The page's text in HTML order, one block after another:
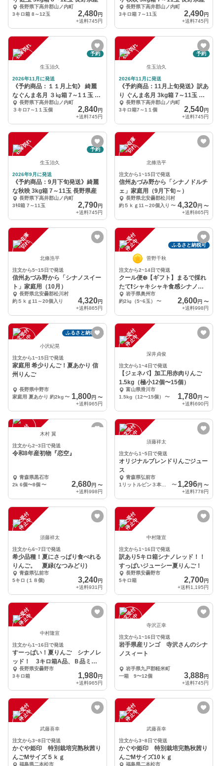
長野県下高井郡山ノ内町
3キロ箱 8～12玉
2,480円
+送料745円
長野県下高井郡山ノ内町
3キロ箱 7～11玉
2,490円
+送料745円
在庫切れ 予約
生玉治久
2026年11月に発送
《予約商品：１１月上旬》 綺麗
なぐんま名月 ３㎏箱 7～1１玉 長
野県産
長野県下高井郡山ノ内町
３キロ7～1１玉個
2,840円
+送料745円
在庫切れ 予約
生玉治久
2026年11月に発送
《予約商品：11月上旬発送》訳あ
り ぐんま名月 3kg箱 7～11玉 長
野県産
長野県下高井郡山ノ内町
3キロ箱7～1１個
2,540円
+送料745円
在庫切れ 予約
生玉治久
2026年9月に発送
《予約商品：9月下旬発送》綺麗
な秋映 3kg箱 7～11玉 長野県産
長野県下高井郡山ノ内町
3ｷﾛ箱 7～11玉
2,790円
+送料745円
一
時
在
庫
切
れ
北條浩平
注文から1~15日で発送
信州あづみ野から「シナノドルチ
ェ」家庭用（9月下旬～）
長野県北安曇郡松川村
約５ｋｇ11～20個入り 〜 4,320円 〜
+送料865円
一
時
在
庫
切
れ
北條浩平
注文から5~15日で発送
信州あづみ野から「シナノスイー
ト」家庭用（10月）
長野県北安曇郡松川村
約５ｋｇ11～20個入り
4,320円
+送料865円
注
文
受
付
停
止
中 ふるさと納税可
菅野千秋
注文から2~14日で発送
クール便❄️【ギフト】まるで採れ
たて❗️シャキシャキ食感シナノゴ
ールド
岩手県奥州市
約2㎏（5~6玉）
〜 2,600円 〜
+送料998円
注
文
受
付
停
止
中
ふるさと納税可
小沢紀晃
注文から1~15日で発送
家庭用 希少りんご！夏あかり 信
州りんご
長野県中野市
家庭用 夏あかり 約2kg〜 1,800円 〜
+送料965円
注
文
受
付
停
止
中
深井貞俊
注文から1~4日で発送
【ジェネバ】加工用赤肉りんご
1.5kg（極小12個〜15個）
富山県滑川市
1.5kg（12〜15個）
〜 1,780円 〜
+送料690円
注
文
受
付
停
止 木村 翼
注文から2~3日で発送
令和8年産初物『恋空』
青森県黒石市
2k 6個〜8個 〜 2,680円 〜
+送料998円
注
文
受
付
停
止
中 須藤祥太
注文から1~5日で発送
オリジナルブレンドりんごジュー
ス
青森県弘前市
1リットルビン３本セット
〜 1,296円 〜
+送料778円
注
文
受
付
停
止
中
須藤祥太
注文から6~7日で発送
希少品種！夏にさっぱり食べれる
りんご。 夏緑(なつみどり)
青森県弘前市
5キロ (１８個)
3,240円
+送料931円
注
文
受
付
停
止
中
中村隆宣
注文から1~16日で発送
訳あり5キロ箱シナノレッド！！
すっぱいジューシー夏りんご！
長野県安曇野市
5キロ箱
2,700円
+送料1,195円
注
文
受
付
停
止
中
中村隆宣
注文から1~16日で発送
すーっぱい！夏りんご シナノレ
ッド！ 3キロ箱A品、Ｂ品ミッ
クス長野県安曇野市
3キロ箱
1,980円
+送料965円
注
文
受
付
停
止
中 寺沢正幸
注文から1~16日で発送
岩手県産リンゴ 寺沢さんのシナ
ノスィート
岩手県九戸郡軽米町
一箱 9〜12個
3,888円
+送料745円
注
文
受
付
停
止
中
武藤喜幸
注文から3~8日で発送
かぐや姫印 特別栽培完熟秋茜り
んごMサイズ５ｋｇ
福島県二本松市
注
文
受
付
停
止
中
武藤喜幸
注文から3~8日で発送
かぐや姫印 特別栽培完熟秋茜り
んごMサイズ10ｋｇ
福島県二本松市